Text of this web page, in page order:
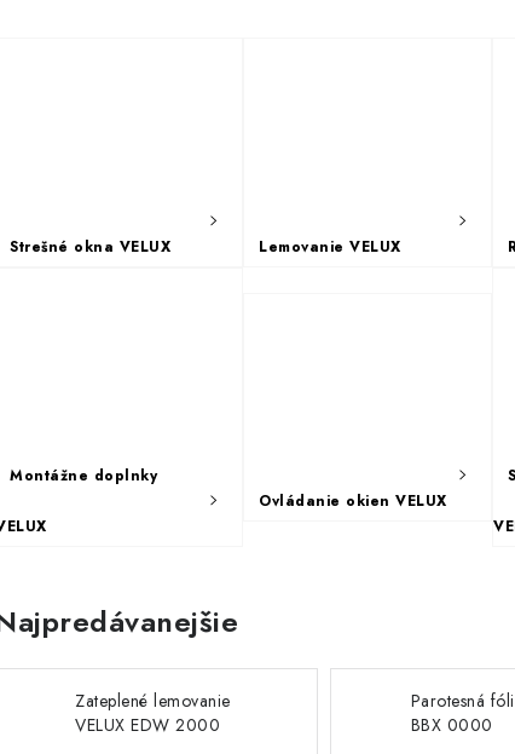
Strešné okna VELUX Lemovanie VELUX
Montážne doplnky
Ovládanie okien VELUX
Zateplené lemovanie
VELUX EDW 2000
Parotesná
BBX 0000